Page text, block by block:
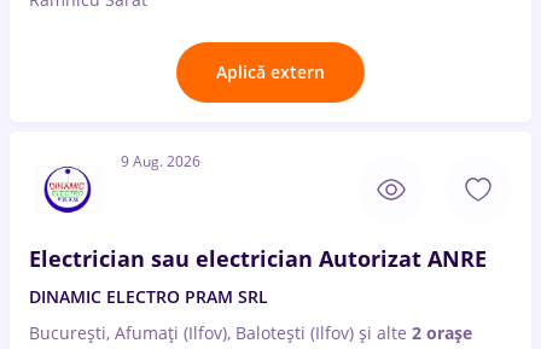
Aplică extern
9 Aug. 2026
Electrician sau electrician Autorizat ANRE
DINAMIC ELECTRO PRAM SRL
București, Afumați (Ilfov), Balotești (Ilfov) și alte 2 orașe